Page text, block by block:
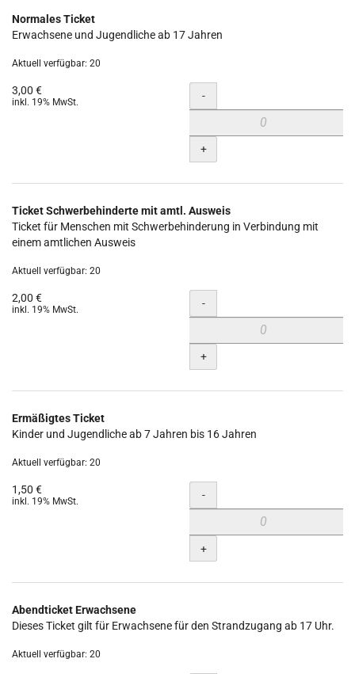
Normales Ticket
Erwachsene und Jugendliche ab 17 Jahren
Aktuell verfügbar: 20
3,00 €
inkl. 19% MwSt. Menge
-
+
Ticket Schwerbehinderte mit amtl. Ausweis
Ticket für Menschen mit Schwerbehinderung in Verbindung mit
einem amtlichen Ausweis
Aktuell verfügbar: 20
2,00 €
inkl. 19% MwSt. Menge
-
+
Ermäßigtes Ticket
Kinder und Jugendliche ab 7 Jahren bis 16 Jahren
Aktuell verfügbar: 20
1,50 €
inkl. 19% MwSt. Menge
-
+
Abendticket Erwachsene
Dieses Ticket gilt für Erwachsene für den Strandzugang ab 17 Uhr.
Aktuell verfügbar: 20